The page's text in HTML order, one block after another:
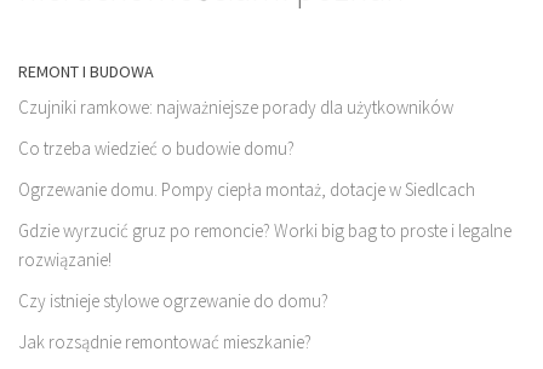
REMONT I BUDOWA
Czujniki ramkowe: najważniejsze porady dla użytkowników
Co trzeba wiedzieć o budowie domu?
Ogrzewanie domu. Pompy ciepła montaż, dotacje w Siedlcach
Gdzie wyrzucić gruz po remoncie? Worki big bag to proste i legalne
rozwiązanie!
Czy istnieje stylowe ogrzewanie do domu?
Jak rozsądnie remontować mieszkanie?